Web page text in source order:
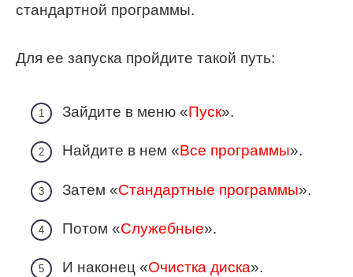
стандартной программы.
Для ее запуска пройдите такой путь:
Зайдите в меню «Пуск».
Найдите в нем «Все программы».
Затем «Стандартные программы».
Потом «Служебные».
И наконец «Очистка диска».